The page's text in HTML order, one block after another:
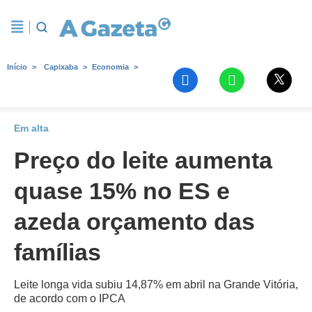
Início Capixaba Economia
Em alta
Preço do leite aumenta
quase 15% no ES e
azeda orçamento das
famílias
Leite longa vida subiu 14,87% em abril na Grande Vitória,
de acordo com o IPCA